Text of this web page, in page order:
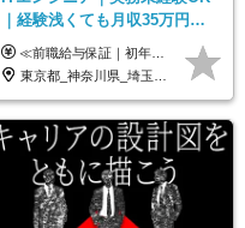
｜経験浅くても月収35万円～
｜チーム参画中心｜フルリモ
ート可｜自社サービスあり
≪前職給与保証｜初年度想定年収420万円～≫ 月給35万円以上＋決算賞与＋交通費 ※スキル・経験を考慮の上、優遇します ※上記月給には固定残業代月20時間分(4万5000円以上)を含みます。超過した場合は、その分追加支給します ※試用期間3～6ヵ月は固定残業代なし(雇用形態やその他待遇・福利厚生は同じです) ＝＝＝＝＝＝＝＝＝＝＝ ▼実力と成長にこだわった評価制度▼ 年2回の評価で昇給・昇格が決まります。 評価は、就業先のお客様からの評価をベースに、目標達成状況やプロジェクトでの役割・貢献度などを総合的に判断して決定します。 日々の働きぶりを実際に見ているお客様の声を反映することで、より公平で納得感のある評価を実現しています。 また、評価後は面談を通じてフィードバックを行い、今後の成長やキャリアについて一緒に考えていきます。 ▼成長につながる目標設定▼ 半期ごとに、具体的な行動ベースの目標を設定し、その達成度や取り組みのプロセスを評価に反映します。 目標は、お客様からのフィードバックや現場での課題をもとに設定するため、「今何を伸ばすべきか」が明確になります。 また、上司との面談を通じて振り返りと次の目標設定を行い、継続的なスキルアップと市場価値の向上を支援しています。
東京都_神奈川県_埼玉県_千葉県_大阪府_愛知県_北海道_青森県_岩手県_宮城県_秋田県_山形県_福島県_茨城県_栃木県_群馬県_新潟県_山梨県_長野県_富山県_石川県_福井県_静岡県_岐阜県_三重県_兵庫県_京都府_滋賀県_奈良県_和歌山県_広島県_岡山県_鳥取県_島根県_山口県_徳島県_香川県_愛媛県_高知県_福岡県_熊本県_佐賀県_長崎県_大分県_宮崎県_鹿児島県_沖縄県